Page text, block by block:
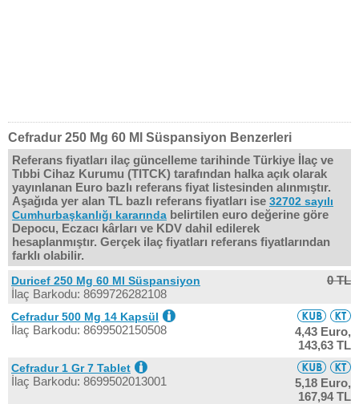
Cefradur 250 Mg 60 Ml Süspansiyon Benzerleri
Referans fiyatları ilaç güncelleme tarihinde Türkiye İlaç ve
Tıbbi Cihaz Kurumu (TITCK) tarafından halka açık olarak
yayınlanan Euro bazlı referans fiyat listesinden alınmıştır.
Aşağıda yer alan TL bazlı referans fiyatları ise 32702 sayılı
Cumhurbaşkanlığı kararında belirtilen euro değerine göre
Depocu, Eczacı kârları ve KDV dahil edilerek
hesaplanmıştır. Gerçek ilaç fiyatları referans fiyatlarından
farklı olabilir.
Duricef 250 Mg 60 Ml Süspansiyon
İlaç Barkodu: 8699726282108
0 TL
Cefradur 500 Mg 14 Kapsül
İlaç Barkodu: 8699502150508
4,43 Euro,
143,63 TL
Cefradur 1 Gr 7 Tablet
İlaç Barkodu: 8699502013001
5,18 Euro,
167,94 TL